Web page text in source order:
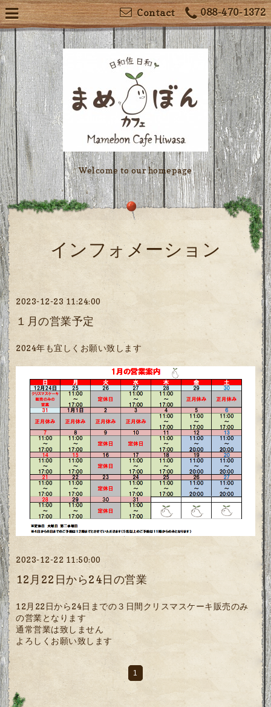
088-470-1372
Contact
Welcome to our homepage
インフォメーション
2023-12-23 11:24:00
１月の営業予定
2024年も宜しくお願い致します
2023-12-22 11:50:00
12月22日から24日の営業
12月22日から24日までの３日間クリスマスケーキ販売のみ
の営業となります
通常営業は致しません
よろしくお願い致します
1